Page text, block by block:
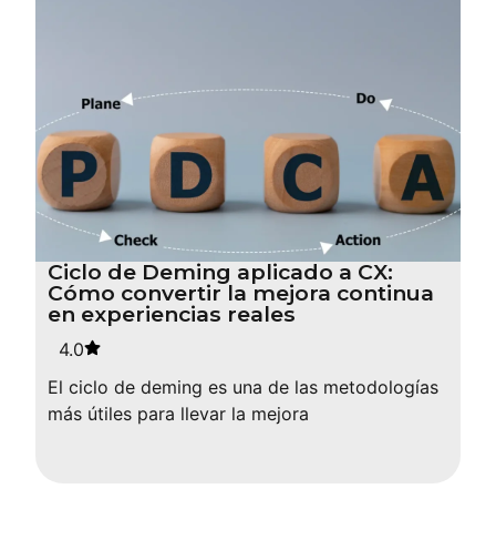
Ciclo de Deming aplicado a CX:
Cómo convertir la mejora continua
en experiencias reales
4.0
El ciclo de deming es una de las metodologías
más útiles para llevar la mejora